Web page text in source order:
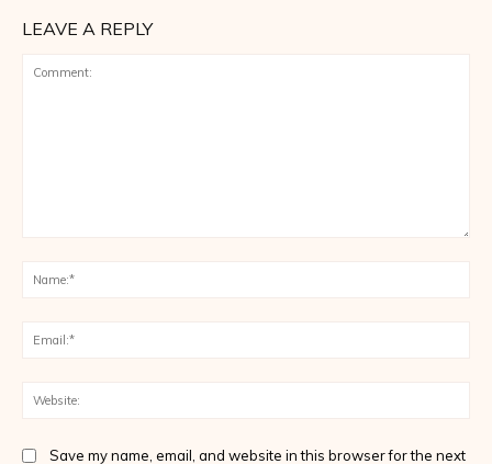
LEAVE A REPLY
Save my name, email, and website in this browser for the next